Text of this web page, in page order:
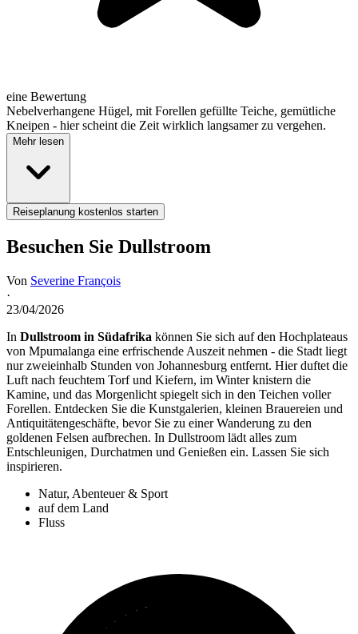
eine Bewertung
Nebelverhangene Hügel, mit Forellen gefüllte Teiche, gemütliche
Kneipen - hier scheint die Zeit wirklich langsamer zu vergehen.
Mehr lesen
Reiseplanung kostenlos starten
Besuchen Sie Dullstroom
Von Severine François
·
23/04/2026
In Dullstroom in Südafrika können Sie sich auf den Hochplateaus
von Mpumalanga eine erfrischende Auszeit nehmen - die Stadt liegt
nur zweieinhalb Stunden von Johannesburg entfernt. Hier duftet die
Luft nach feuchtem Torf und Kiefern, im Winter knistern die
Kamine, und das Morgenlicht spiegelt sich in den Teichen voller
Forellen. Entdecken Sie die Kunstgalerien, kleinen Brauereien und
Antiquitätengeschäfte, bevor Sie zu einer Wanderung zu den
goldenen Felsen aufbrechen. In Dullstroom lädt alles zum
Entschleunigen, Durchatmen und Genießen ein. Lassen Sie sich
inspirieren.
Natur, Abenteuer & Sport
auf dem Land
Fluss